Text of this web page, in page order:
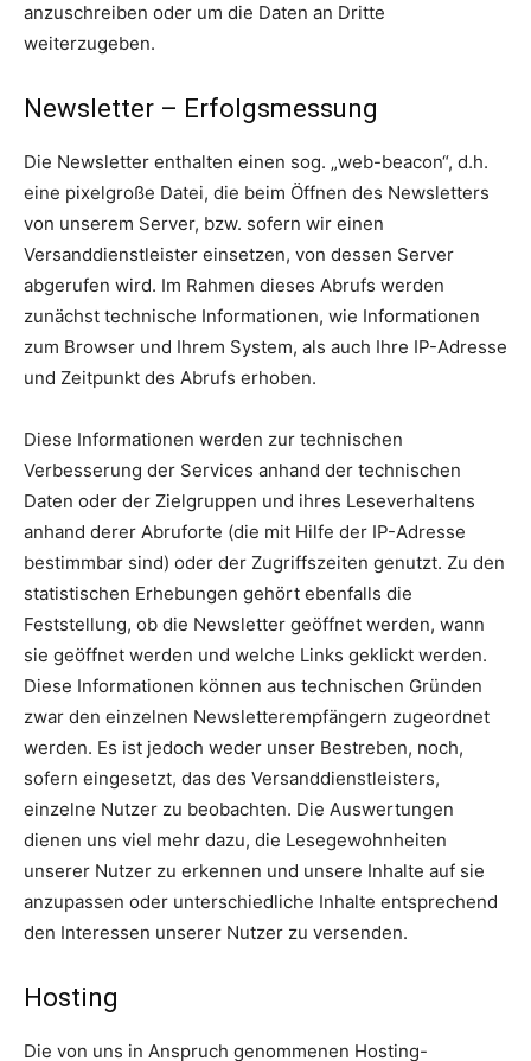
anzuschreiben oder um die Daten an Dritte
weiterzugeben.
Newsletter – Erfolgsmessung
Die Newsletter enthalten einen sog. „web-beacon“, d.h.
eine pixelgroße Datei, die beim Öffnen des Newsletters
von unserem Server, bzw. sofern wir einen
Versanddienstleister einsetzen, von dessen Server
abgerufen wird. Im Rahmen dieses Abrufs werden
zunächst technische Informationen, wie Informationen
zum Browser und Ihrem System, als auch Ihre IP-Adresse
und Zeitpunkt des Abrufs erhoben.
Diese Informationen werden zur technischen
Verbesserung der Services anhand der technischen
Daten oder der Zielgruppen und ihres Leseverhaltens
anhand derer Abruforte (die mit Hilfe der IP-Adresse
bestimmbar sind) oder der Zugriffszeiten genutzt. Zu den
statistischen Erhebungen gehört ebenfalls die
Feststellung, ob die Newsletter geöffnet werden, wann
sie geöffnet werden und welche Links geklickt werden.
Diese Informationen können aus technischen Gründen
zwar den einzelnen Newsletterempfängern zugeordnet
werden. Es ist jedoch weder unser Bestreben, noch,
sofern eingesetzt, das des Versanddienstleisters,
einzelne Nutzer zu beobachten. Die Auswertungen
dienen uns viel mehr dazu, die Lesegewohnheiten
unserer Nutzer zu erkennen und unsere Inhalte auf sie
anzupassen oder unterschiedliche Inhalte entsprechend
den Interessen unserer Nutzer zu versenden.
Hosting
Die von uns in Anspruch genommenen Hosting-